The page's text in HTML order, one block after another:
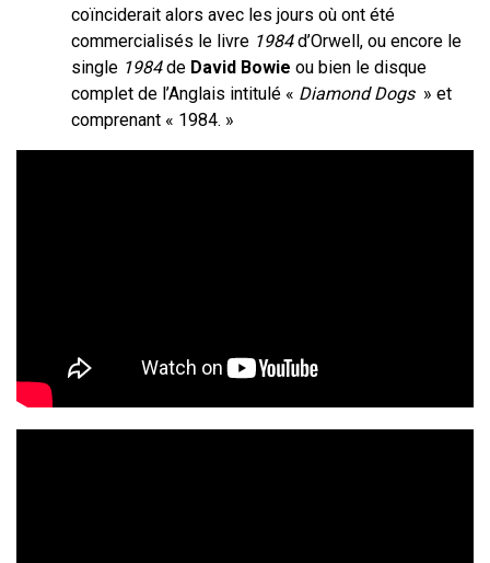
coïnciderait alors avec les jours où ont été
commercialisés le livre 1984d’Orwell, ou encore le
single 1984de David Bowie ou bien le disque
complet de l’Anglais intitulé « Diamond Dogs» et
comprenant « 1984. »